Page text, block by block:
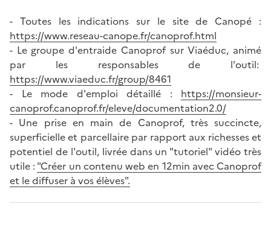
- Toutes les indications sur le site de Canopé :
https://www.reseau-canope.fr/canoprof.html
- Le groupe d'entraide Canoprof sur Viaéduc, animé
par les responsables de l'outil:
https://www.viaeduc.fr/group/8461
- Le mode d'emploi détaillé : https://monsieur-
canoprof.canoprof.fr/eleve/documentation2.0/
- Une prise en main de Canoprof, très succincte,
superficielle et parcellaire par rapport aux richesses et
potentiel de l'outil, livrée dans un "tutoriel" vidéo très
utile : "Créer un contenu web en 12min avec Canoprof
et le diffuser à vos élèves".